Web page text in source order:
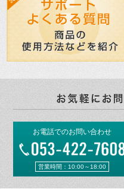
お電話でのお問い合わせ
営業時間：10:00～18:00